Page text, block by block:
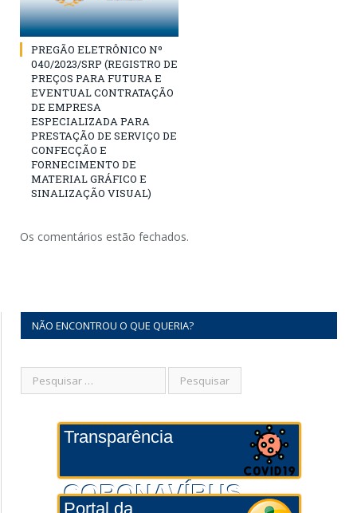
PREGÃO ELETRÔNICO Nº
040/2023/SRP (REGISTRO DE
PREÇOS PARA FUTURA E
EVENTUAL CONTRATAÇÃO
DE EMPRESA
ESPECIALIZADA PARA
PRESTAÇÃO DE SERVIÇO DE
CONFECÇÃO E
FORNECIMENTO DE
MATERIAL GRÁFICO E
SINALIZAÇÃO VISUAL)
Os comentários estão fechados.
NÃO ENCONTROU O QUE QUERIA?
Transparência
CORONAVÍRUS
Portal da